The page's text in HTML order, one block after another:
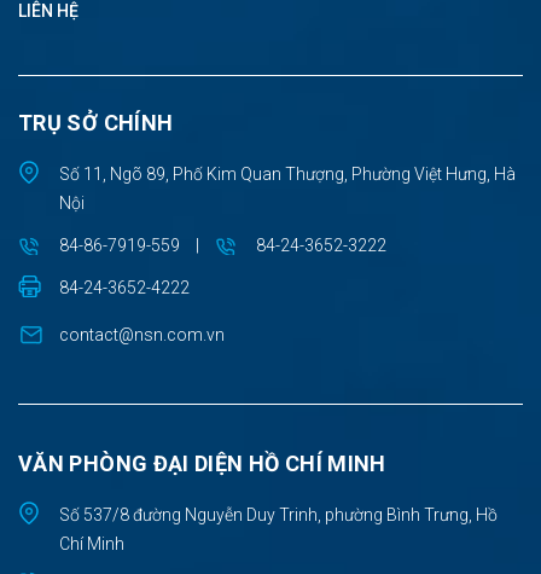
LIÊN HỆ
TRỤ SỞ CHÍNH
Số 11, Ngõ 89, Phố Kim Quan Thượng, Phường Việt Hưng, Hà
Nội
84-86-7919-559 84-24-3652-3222
84-24-3652-4222
contact@nsn.com.vn
VĂN PHÒNG ĐẠI DIỆN HỒ CHÍ MINH
Số 537/8 đường Nguyễn Duy Trinh, phường Bình Trưng, Hồ
Chí Minh